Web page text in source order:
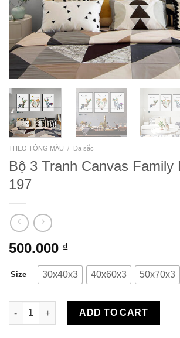
THEO TÔNG MÀU / Đa sắc
Bộ 3 Tranh Canvas Family
197
500.000 ₫
Size 30x40x3 40x60x3 50x70x3
Bộ 3 Tranh Canvas Family Deer TB-197
ADD TO CART